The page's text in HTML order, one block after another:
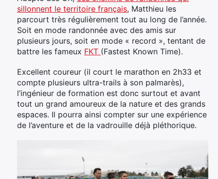
sillonnent le territoire français, Matthieu les
parcourt très régulièrement tout au long de l’année.
Soit en mode randonnée avec des amis sur
plusieurs jours, soit en mode « record », tentant de
battre les fameux FKT (Fastest Known Time).
Excellent coureur (il court le marathon en 2h33 et
compte plusieurs ultra-trails à son palmarès),
l’ingénieur de formation est donc surtout et avant
tout un grand amoureux de la nature et des grands
espaces. Il pourra ainsi compter sur une expérience
de l’aventure et de la vadrouille déjà pléthorique.